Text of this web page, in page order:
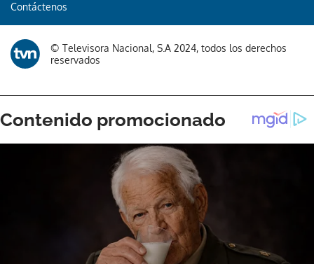
Contáctenos
© Televisora Nacional, S.A 2024, todos los derechos
reservados